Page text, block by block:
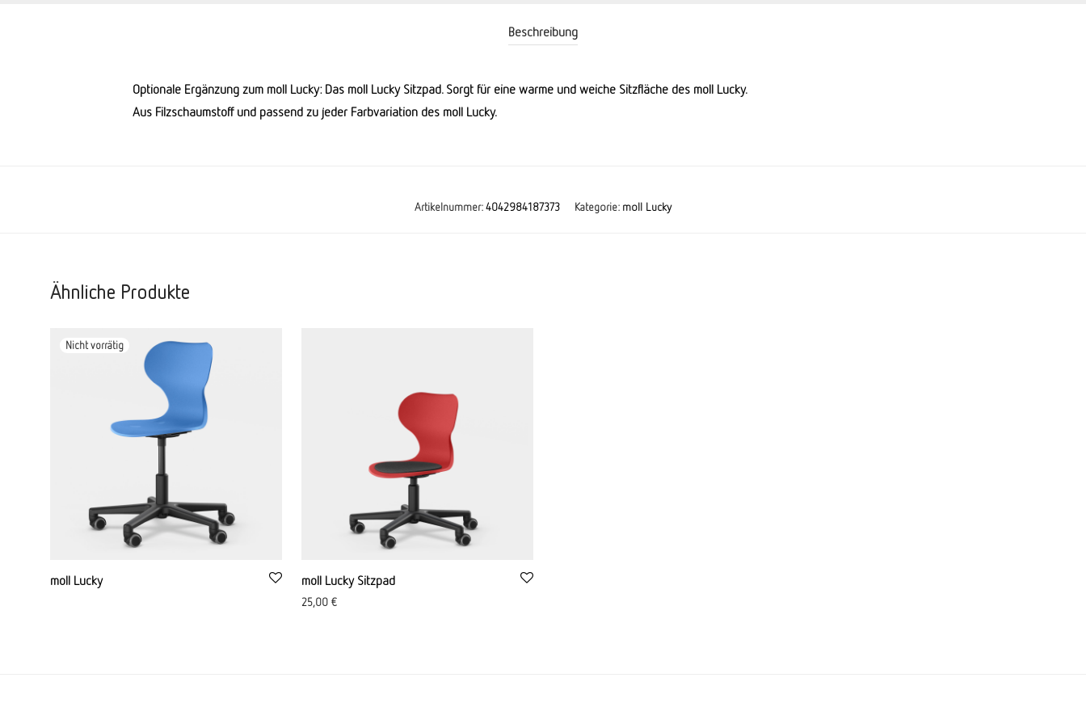
Beschreibung
Optionale Ergänzung zum moll Lucky: Das moll Lucky Sitzpad. Sorgt für eine warme und weiche Sitzfläche des moll Lucky.
Aus Filzschaumstoff und passend zu jeder Farbvariation des moll Lucky.
Artikelnummer:4042984187373 Kategorie: moll Lucky
Ähnliche Produkte
moll Lucky moll Lucky Sitzpad
25,00 €